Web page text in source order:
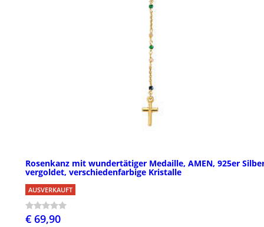
Rosenkanz mit wundertätiger Medaille, AMEN, 925er
vergoldet, verschiedenfarbige Kristalle
AUSVERKAUFT
€ 69,90